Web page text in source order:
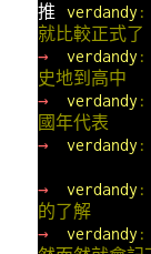
推
verdandy :
就比較正式了
→
verdandy :
史地到高中
→
verdandy :
國年代表
→
verdandy :
→
verdandy :
的了解
→
verdandy :